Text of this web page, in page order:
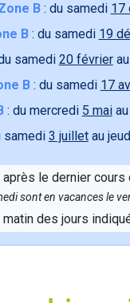
B: du samedi 17
B: du samedi 19
samedi 20 février
B: du samedi 17
: du mercredi 5 maiau
samedi 3 juilletau
après le dernier cours
sont en vacances le
des jours